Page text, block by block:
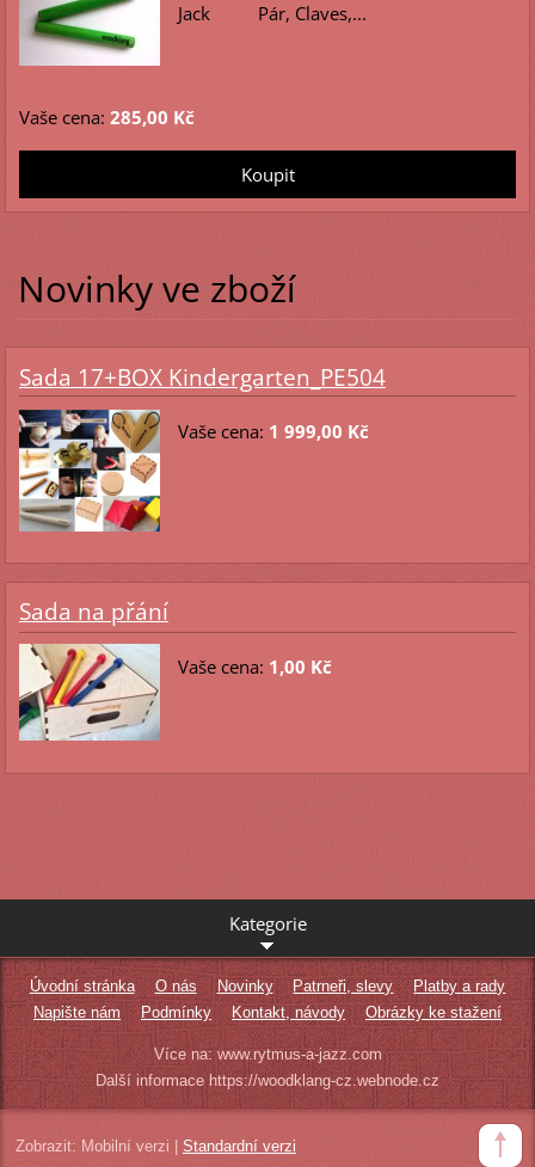
Jack Pár, Claves,...
Vaše cena: 285,00 Kč
Novinky ve zboží
Sada 17+BOX Kindergarten_PE504
Vaše cena: 1 999,00 Kč
Sada na přání
Vaše cena: 1,00 Kč
Kategorie
Úvodní stránka O nás Novinky Patrneři, slevy
Platby a rady
Napište nám
Podmínky Kontakt, návody Obrázky ke stažení
Více na: www.rytmus-a-jazz.com
Další informace https://woodklang-cz.webnode.cz
Zobrazit: Mobilní verzi Standardní verzi